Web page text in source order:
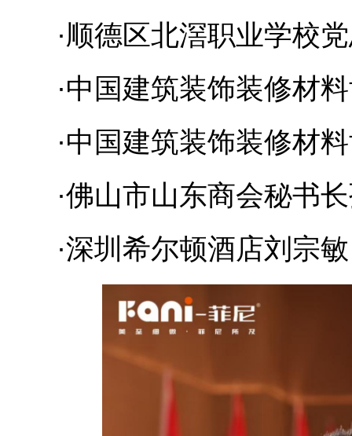
·顺德区北滘职业学校党
·中国建筑装饰装修材料
·中国建筑装饰装修材料
·佛山市山东商会秘书长
·深圳希尔顿酒店刘宗敏